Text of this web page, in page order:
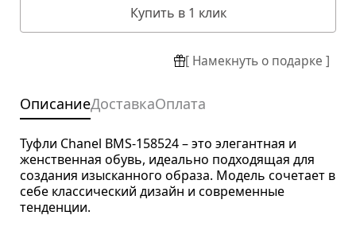
Купить в 1 клик
[ Намекнуть о подарке ]
ОписаниеДоставкаОплата
Туфли Chanel BMS-158524 – это элегантная и
женственная обувь, идеально подходящая для
создания изысканного образа. Модель сочетает в
себе классический дизайн и современные
тенденции.